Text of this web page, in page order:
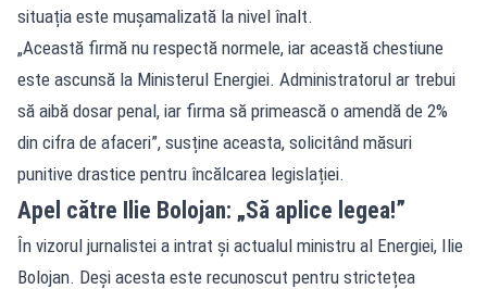
situația este mușamalizată la nivel înalt.
„Această firmă nu respectă normele, iar această chestiune
este ascunsă la Ministerul Energiei. Administratorul ar trebui
să aibă dosar penal, iar firma să primească o amendă de 2%
din cifra de afaceri”, susține aceasta, solicitând măsuri
punitive drastice pentru încălcarea legislației.
Apel către Ilie Bolojan: „Să aplice legea!”
În vizorul jurnalistei a intrat și actualul ministru al Energiei, Ilie
Bolojan. Deși acesta este recunoscut pentru strictețea